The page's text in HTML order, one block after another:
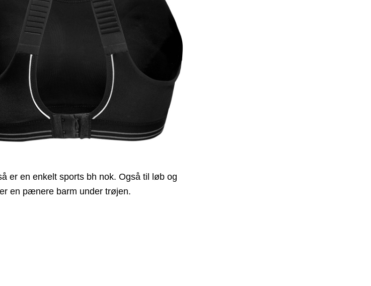
er en enkelt sports bh nok. Også til løb og
en pænere barm under trøjen.